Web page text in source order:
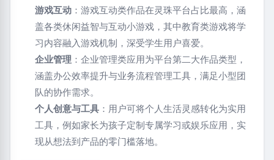
游戏互动 ：游戏互动类作品在灵珠平台占比最高，涵
盖各类休闲益智与互动小游戏，其中教育类游戏将学
习内容融入游戏机制，深受学生用户喜爱。
企业管理 ：企业管理类应用为平台第二大作品类型，
涵盖办公效率提升与业务流程管理工具，满足小型团
队的协作需求。
个人创意与工具 ：用户可将个人生活灵感转化为实用
工具，例如家长为孩子定制专属学习或娱乐应用，实
现从想法到产品的零门槛落地。